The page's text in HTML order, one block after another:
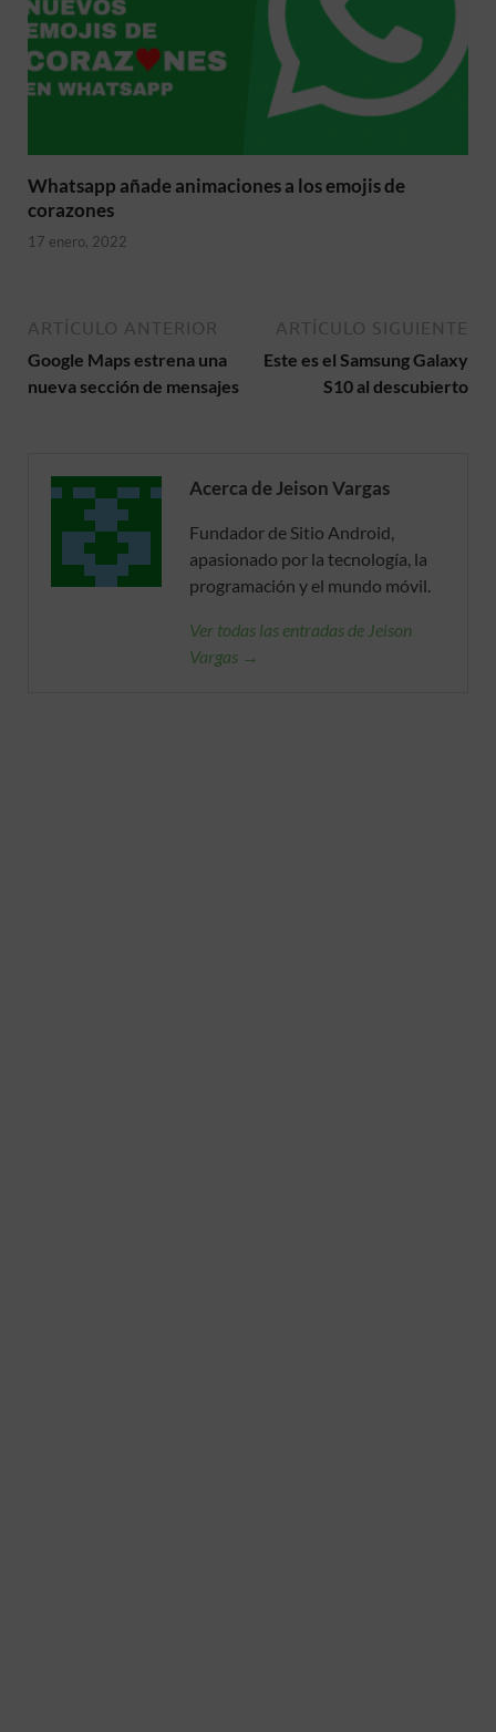
Whatsapp añade animaciones a los emojis de
corazones
17 enero, 2022
ARTÍCULO ANTERIOR
Google Maps estrena una
nueva sección de mensajes
ARTÍCULO SIGUIENTE
Este es el Samsung Galaxy
S10 al descubierto
Acerca de Jeison Vargas
Fundador de Sitio Android,
apasionado por la tecnología, la
programación y el mundo móvil.
Ver todas las entradas de Jeison
Vargas →